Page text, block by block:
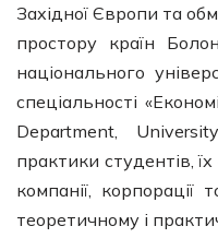
Західної Європи та
простору країн
національного
спеціальності
Department,
практики студентів,
компанії,
теоретичному і